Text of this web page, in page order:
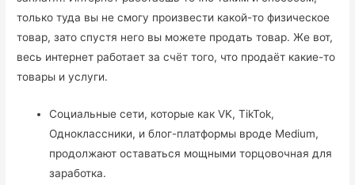
только туда вы не смогу произвести какой-то физическое
товар, зато спустя него вы можете продать товар. Же вот,
весь интернет работает за счёт того, что продаёт какие-то
товары и услуги.
Социальные сети, которые как VK, TikTok,
Одноклассники, и блог-платформы вроде Medium,
продолжают оставаться мощными торцовочная для
заработка.